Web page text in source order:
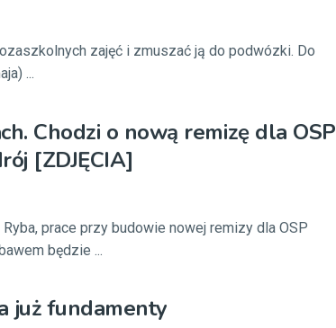
zajęć i zmuszać ją do podwózki. Do
...
Chodzi o nową remizę dla OSP
[ZDJĘCIA]
prace przy budowie nowej remizy dla OSP
będzie ...
już fundamenty